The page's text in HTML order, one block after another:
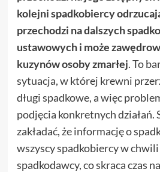
kolejni spadkobiercy
przechodzi na dalszych
ustawowych i może
kuzynów osoby zmarłej. To
sytuacja, w której krewni
długi spadkowe, a więc
podjęcia konkretnych działań.
zakładać, że informację o
wszyscy spadkobiercy w
spadkodawcy, co skraca czas